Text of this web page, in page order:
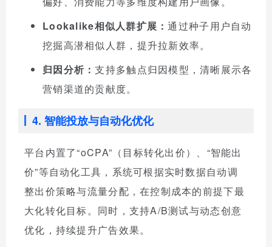
Lookalike相似人群扩展：通过种子用户自动
挖掘高潜相似人群，提升拉新效率。
归因分析：支持多触点归因模型，清晰展示各
营销渠道的贡献度。
4. 智能投放与自动化优化
平台内置了“oCPA”（目标转化出价）、“智能出
价”等自动化工具，系统可根据实时数据自动调
整出价策略与流量分配，在控制成本的前提下最
大化转化目标。同时，支持A/B测试与动态创意
优化，持续提升广告效果。